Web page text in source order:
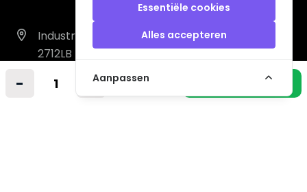
- + In winkelmandje
Industrieweg 14 A
2712LB Zoetermeer
info@vintagemusicstore.nl
Essentiële cookies
Alles accepteren
Aanpassen